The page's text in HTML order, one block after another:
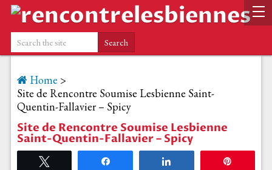
Home >
Site de Rencontre Soumise Lesbienne Saint-
Quentin-Fallavier – Spicy
Site de Rencontre Soumise Lesbienne
Saint-Quentin-Fallavier – Spicy